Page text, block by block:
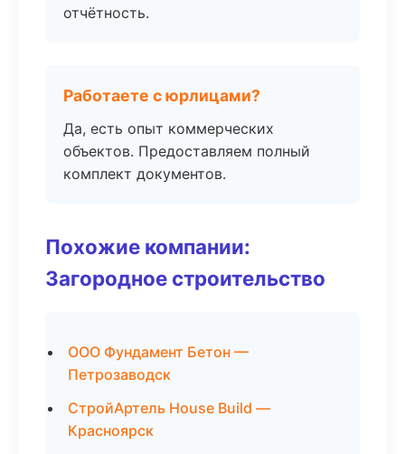
отчётность.
Работаете с юрлицами?
Да, есть опыт коммерческих
объектов. Предоставляем полный
комплект документов.
Похожие компании:
Загородное строительство
ООО Фундамент Бетон —
Петрозаводск
СтройАртель House Build —
Красноярск